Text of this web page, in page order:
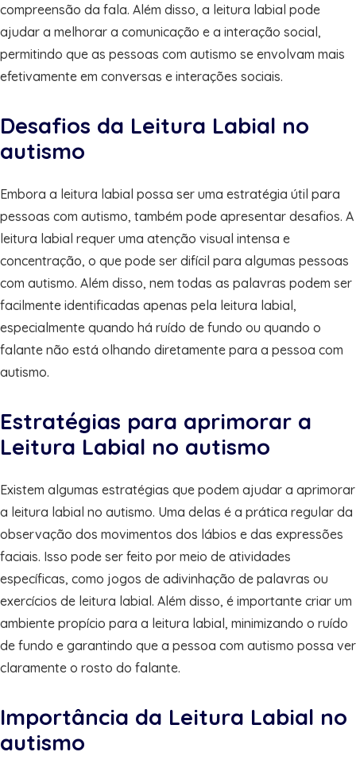
compreensão da fala. Além disso, a leitura labial pode
ajudar a melhorar a comunicação e a interação social,
permitindo que as pessoas com autismo se envolvam mais
efetivamente em conversas e interações sociais.
Desafios da Leitura Labial no
autismo
Embora a leitura labial possa ser uma estratégia útil para
pessoas com autismo, também pode apresentar desafios. A
leitura labial requer uma atenção visual intensa e
concentração, o que pode ser difícil para algumas pessoas
com autismo. Além disso, nem todas as palavras podem ser
facilmente identificadas apenas pela leitura labial,
especialmente quando há ruído de fundo ou quando o
falante não está olhando diretamente para a pessoa com
autismo.
Estratégias para aprimorar a
Leitura Labial no autismo
Existem algumas estratégias que podem ajudar a aprimorar
a leitura labial no autismo. Uma delas é a prática regular da
observação dos movimentos dos lábios e das expressões
faciais. Isso pode ser feito por meio de atividades
específicas, como jogos de adivinhação de palavras ou
exercícios de leitura labial. Além disso, é importante criar um
ambiente propício para a leitura labial, minimizando o ruído
de fundo e garantindo que a pessoa com autismo possa ver
claramente o rosto do falante.
Importância da Leitura Labial no
autismo